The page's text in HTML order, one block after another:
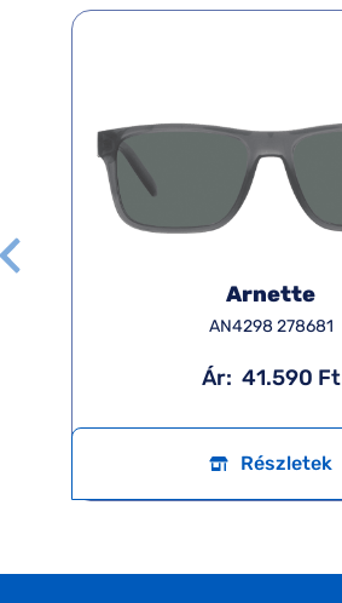
Arnette
AN4298 278681
Ár: 41.590 Ft
Részletek